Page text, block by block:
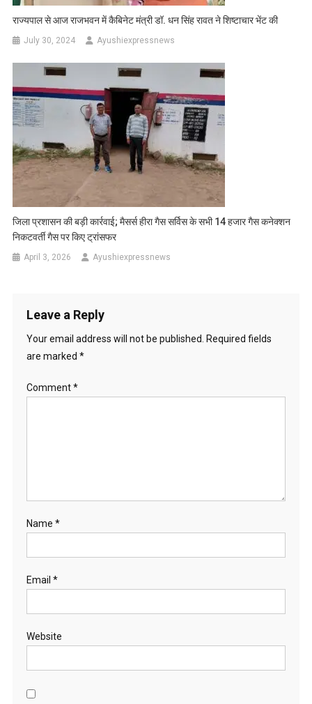
राज्यपाल से आज राजभवन में कैबिनेट मंत्री डॉ. धन सिंह रावत ने शिष्टाचार भेंट की
July 30, 2024 Ayushiexpressnews
जिला प्रशासन की बड़ी कार्रवाई; मैसर्स हीरा गैस सर्विस के सभी 14 हजार गैस कनेक्शन
निकटवर्ती गैस पर किए ट्रांसफर
April 3, 2026 Ayushiexpressnews
Leave a Reply
Your email address will not be published.
Required fields
are marked *
Comment*
Name *
Email *
Website